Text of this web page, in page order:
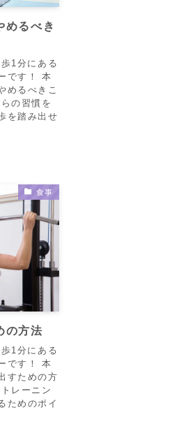
めるべき
1分にある
です！ 本
めるべきこ
の習慣を
を踏み出せ
食事
の方法
1分にある
です！ 本
すための方
レーニン
ためのポイ